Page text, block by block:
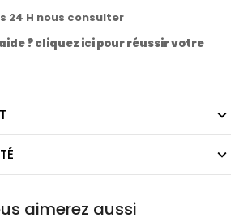
24 H nous consulter
? cliquez ici pour réussir votre
aimerez aussi